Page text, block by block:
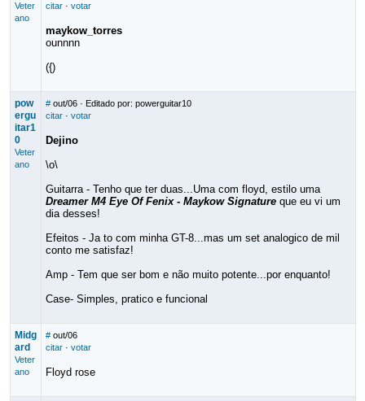
Veter
ano
citar· votar
maykow_torres
ounnnn
({)
pow
ergu
itar1
0
Veter
ano
# out/06· Editado por: powerguitar10
citar· votar
Dejino
\o\
Guitarra - Tenho que ter duas...Uma com floyd, estilo uma
Dreamer M4 Eye Of Fenix - Maykow Signature que eu vi um
dia desses!
Efeitos - Ja to com minha GT-8...mas um set analogico de mil
conto me satisfaz!
Amp - Tem que ser bom e não muito potente...por enquanto!
Case- Simples, pratico e funcional
Midg
ard
Veter
ano
# out/06
citar· votar
Floyd rose